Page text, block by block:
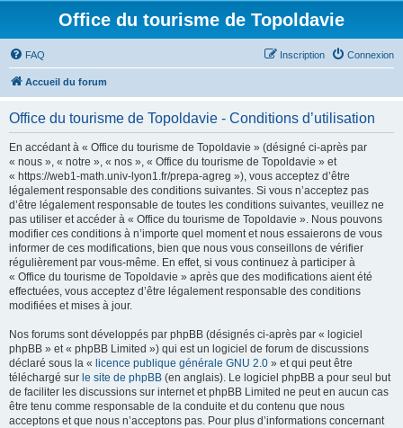
Office du tourisme de Topoldavie
FAQ Connexion
Inscription
Accueil du forum
Office du tourisme de Topoldavie - Conditions d’utilisation
En accédant à « Office du tourisme de Topoldavie » (désigné ci-après par
« nous », « notre », « nos », « Office du tourisme de Topoldavie » et
« https://web1-math.univ-lyon1.fr/prepa-agreg »), vous acceptez d’être
légalement responsable des conditions suivantes. Si vous n’acceptez pas
d’être légalement responsable de toutes les conditions suivantes, veuillez ne
pas utiliser et accéder à « Office du tourisme de Topoldavie ». Nous pouvons
modifier ces conditions à n’importe quel moment et nous essaierons de vous
informer de ces modifications, bien que nous vous conseillons de vérifier
régulièrement par vous-même. En effet, si vous continuez à participer à
« Office du tourisme de Topoldavie » après que des modifications aient été
effectuées, vous acceptez d’être légalement responsable des conditions
modifiées et mises à jour.
Nos forums sont développés par phpBB (désignés ci-après par « logiciel
phpBB » et « phpBB Limited ») qui est un logiciel de forum de discussions
déclaré sous la « licence publique générale GNU 2.0 » et qui peut être
téléchargé sur le site de phpBB (en anglais). Le logiciel phpBB a pour seul but
de faciliter les discussions sur internet et phpBB Limited ne peut en aucun cas
être tenu comme responsable de la conduite et du contenu que nous
acceptons et que nous n’acceptons pas. Pour plus d’informations concernant